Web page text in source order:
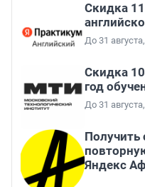
Скидка
До 31
Скидка
год
До 31
Получить
Яндекс